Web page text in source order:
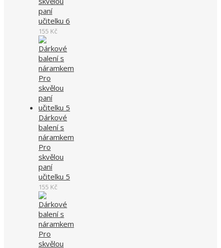
paní
učitelku 6
155 Kč
Dárkové
balení s
náramkem
Pro
skvělou
paní
učitelku 5
155 Kč